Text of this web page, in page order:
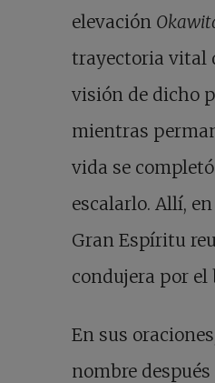
elevación
trayectoria vital
visión de dicho
mientras
vida se
escalarlo. Allí,
Gran Espíritu
condujera por el
En sus
nombre